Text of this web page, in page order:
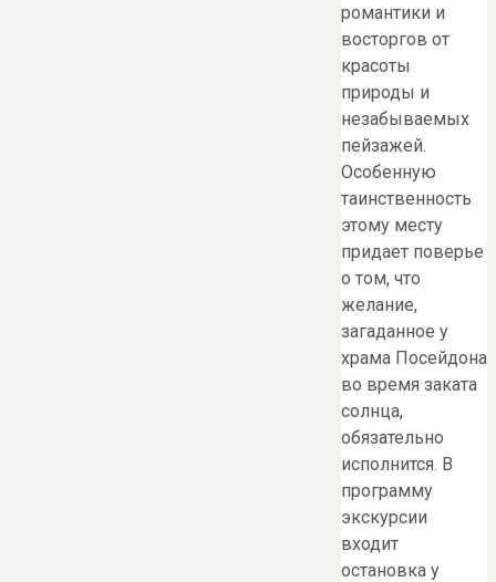
романтики и
восторгов от
красоты
природы и
незабываемых
пейзажей.
Особенную
таинственность
этому месту
придает поверье
о том, что
желание,
загаданное у
храма Посейдона
во время заката
солнца,
обязательно
исполнится. В
программу
экскурсии
входит
остановка у